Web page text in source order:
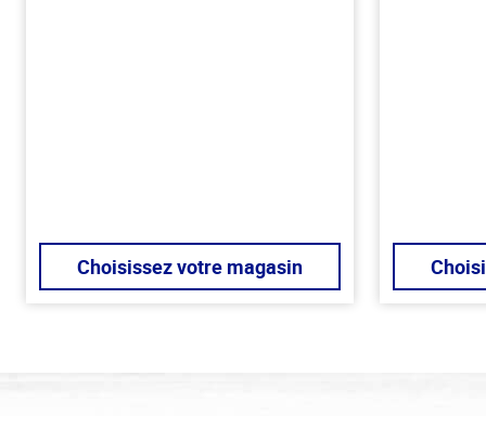
Choisissez votre magasin